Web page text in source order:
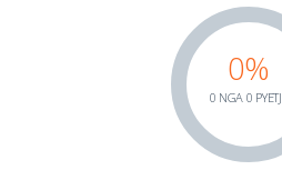
0%
0 NGA 0